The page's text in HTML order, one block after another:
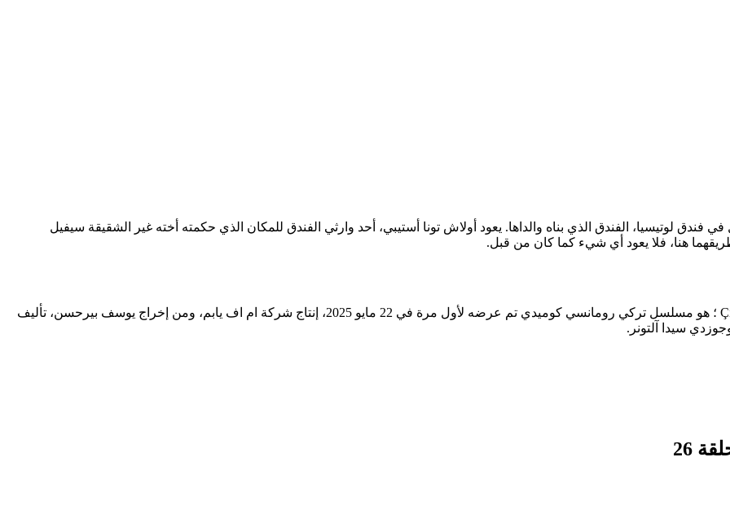
لوتيسيا، الفندق الذي بناه والداها. يعود أولاش تونا أستيبي، أحد وارثي الفندق للمكان الذي حكمته أخته غير الشقيقة سيفيل
طريقهما هنا، فلا يعود أي شيء كما كان من قبل.
غرفة لشخصين او باسمه العربي فندق الأحلام بالتركية: Çift Kisilik Oda ؛ هو مسلسل تركي رومانسي كوميدي تم عرضه لأول مرة في 22 مايو 2025، إنتاج شركة ام اف يابم، ومن إخراج يوسف بيرحسن، تأليف
سيدا آلتونر.
26